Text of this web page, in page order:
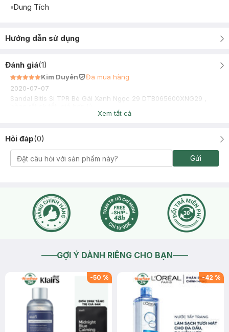
Dung Tích
Hướng dẫn sử dụng
Đánh giá(1)
Kim Duyên
Đã mua hàng
2020-07-07
Sandal Bitis Si TPR Bé Gái Xanh Ngọc 29 DTB065600XNG29 ,
Xem tất cả
Hỏi đáp(0)
Gửi
GỢI Ý DÀNH RIÊNG CHO BẠN
-50 % -42 %